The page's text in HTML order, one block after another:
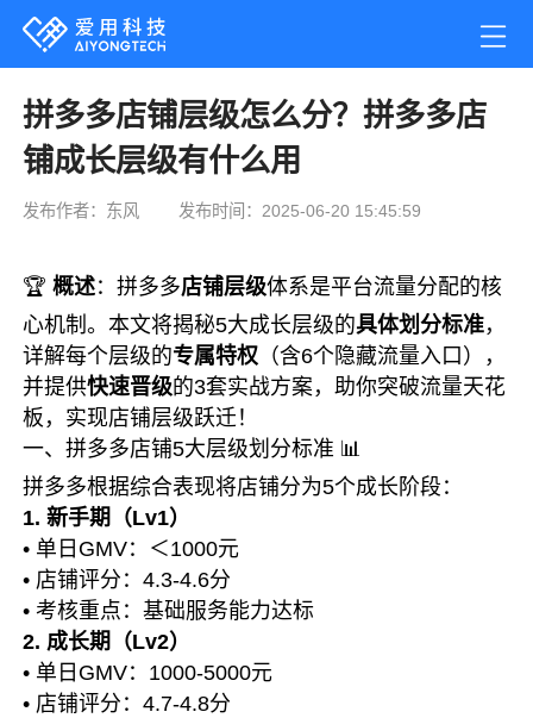
拼多多店铺层级怎么分？拼多多店
铺成长层级有什么用
发布作者：东风 发布时间：2025-06-20 15:45:59
🏆概述：拼多多店铺层级体系是平台流量分配的核
心机制。本文将揭秘5大成长层级的具体划分标准，
详解每个层级的专属特权 （含6个隐藏流量入口），
并提供快速晋级的3套实战方案，助你突破流量天花
板，实现店铺层级跃迁！
一、拼多多店铺5大层级划分标准 📊
拼多多根据综合表现将店铺分为5个成长阶段：
1. 新手期（Lv1）
• 单日GMV：＜1000元
• 店铺评分：4.3-4.6分
• 考核重点：基础服务能力达标
2. 成长期（Lv2）
• 单日GMV：1000-5000元
• 店铺评分：4.7-4.8分